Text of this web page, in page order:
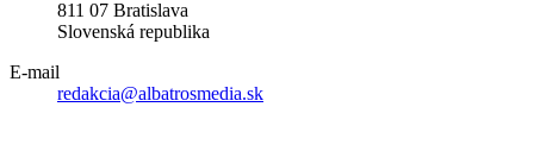
811 07 Bratislava
Slovenská republika
E-mail
redakcia@albatrosmedia.sk